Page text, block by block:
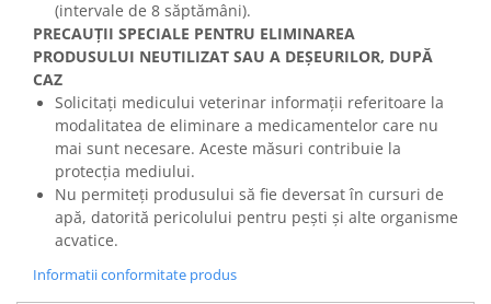
(intervale de 8 săptămâni).
PRECAUȚII SPECIALE PENTRU ELIMINAREA
PRODUSULUI NEUTILIZAT SAU A DEȘEURILOR, DUPĂ
CAZ
Solicitați medicului veterinar informații referitoare la
modalitatea de eliminare a medicamentelor care nu
mai sunt necesare. Aceste măsuri contribuie la
protecția mediului.
Nu permiteți produsului să fie deversat în cursuri de
apă, datorită pericolului pentru pești și alte organisme
acvatice.
Informatii conformitate produs